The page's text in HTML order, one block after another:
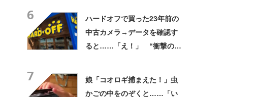
6
ハードオフで買った23年前の
中古カメラ→データを確認す
ると……「え！」 “衝撃の中
7
娘「コオロギ捕まえた！」虫
かごの中をのぞくと……「い